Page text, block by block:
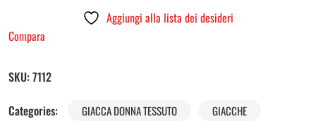
Aggiungi alla lista dei desideri
Compara
SKU: 7112
Categories:
GIACCA DONNA TESSUTO GIACCHE